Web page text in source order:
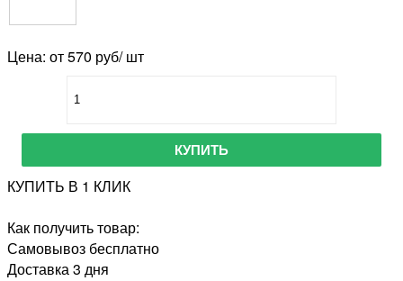
Цена: от 570 руб/ шт
КУПИТЬ
КУПИТЬ В 1 КЛИК
Как получить товар:
Самовывоз бесплатно
Доставка3 дня